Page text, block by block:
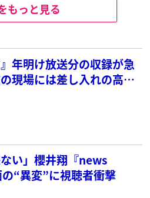
もっと見る
年明け放送分の収録が急
現場には差し入れの高級
ない」櫻井翔『news
“異変”に視聴者衝撃